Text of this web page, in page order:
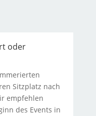
oder
Sitzplatz nach
empfehlen
des Events in